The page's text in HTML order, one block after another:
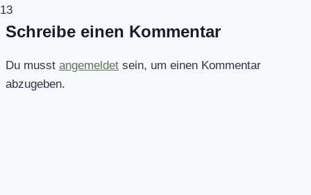
13
Schreibe einen Kommentar
Du musst angemeldet sein, um einen Kommentar
abzugeben.